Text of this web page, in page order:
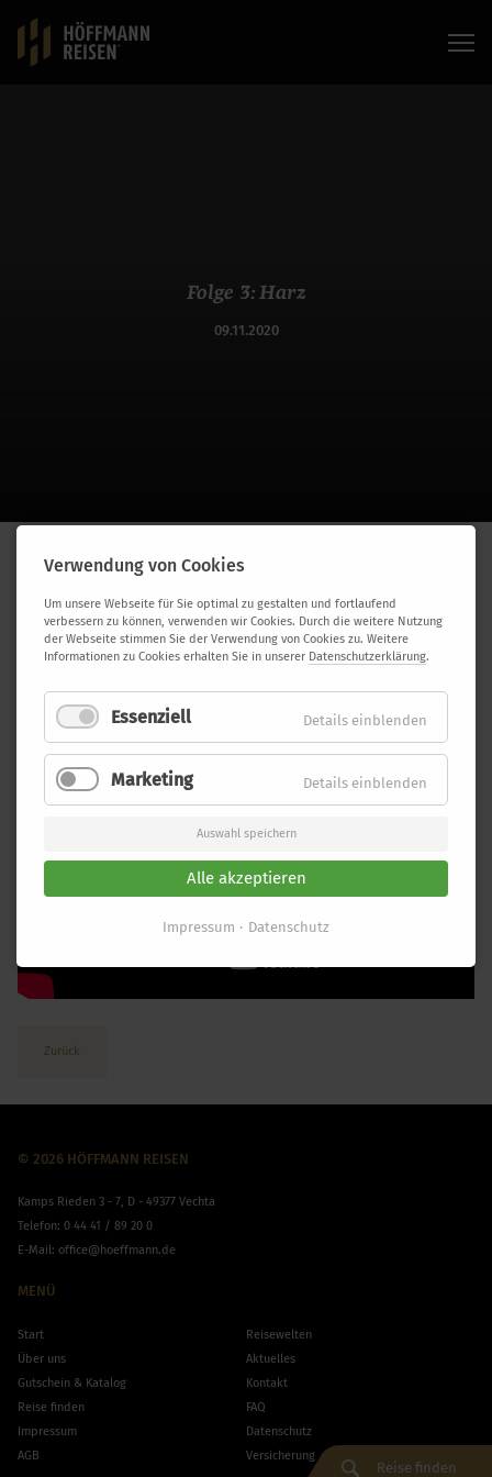
Folge 3: Harz
09.11.2020
HARZ
Action und Natur: die Baumseilbahn und der Baumwipfelpfad in Bad
Harzburg zeigen die Natur aus einer ganz anderen Perspektive…. Für
jung und alt!
VIDEO
Zurück
© 2026 HÖFFMANN REISEN
Kamps Rieden 3 - 7, D - 49377 Vechta
Telefon: 0 44 41 / 89 20 0
E-Mail: office@hoeffmann.de
MENÜ
Start
Reisewelten
Über uns
Aktuelles
Gutschein & Katalog
Kontakt
Reise finden
FAQ
Impressum
Datenschutz
AGB
Versicherung
Reise finden
Verwendung von Cookies
Um unsere Webseite für Sie optimal zu gestalten und fortlaufend
verbessern zu können, verwenden wir Cookies. Durch die weitere Nutzung
der Webseite stimmen Sie der Verwendung von Cookies zu. Weitere
Informationen zu Cookies erhalten Sie in unserer Datenschutzerklärung.
Essenziell Details einblenden
Marketing Details einblenden
Auswahl speichern
Alle akzeptieren
Impressum Datenschutz